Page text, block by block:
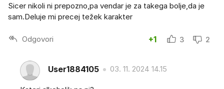
Sicer nikoli ni prepozno,pa vendar je za takega bolje,da je
sam.Deluje mi precej težek karakter
Odgovori +1 3 2
User1884105 03. 11. 2024 14.15